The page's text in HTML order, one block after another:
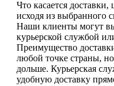
Что касается доставки,
исходя из выбранного
Наши клиенты могут
курьерской службой
Преимущество
любой точке страны,
дольше. Курьерская
удобную доставку